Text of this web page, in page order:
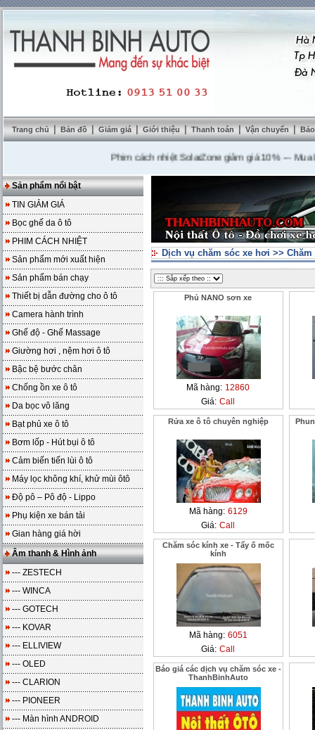
Trang chủ | Bản đồ | Giảm giá | Giới thiệu | Thanh toán | Vận chuyển |
Phim cách nhiệt SolarZone giảm giá 10%---Mua DVD
Sản phẩm nổi bật
TIN GIẢM GIÁ
Bọc ghế da ô tô
PHIM CÁCH NHIỆT
Sản phẩm mới xuất hiện
Sản phẩm bán chạy
Thiết bị dẫn đường cho ô tô
Camera hành trình
Ghế độ - Ghế Massage
Giường hơi , nệm hơi ô tô
Bậc bệ bước chân
Chống ồn xe ô tô
Da bọc vô lăng
Bạt phủ xe ô tô
Bơm lốp - Hút bụi ô tô
Cảm biến tiến lùi ô tô
Máy lọc không khí, khử mùi ôtô
Độ pô – Pô độ - Lippo
Phụ kiện xe bán tải
Gian hàng giá hời
Âm thanh & Hình ảnh
--- ZESTECH
--- WINCA
--- GOTECH
--- KOVAR
--- ELLIVIEW
--- OLED
--- CLARION
--- PIONEER
--- Màn hình ANDROID
Dịch vụ chăm sóc xe hơi >>
Phủ NANO sơn xe
Mã hàng: 12860
Giá: Call
Rửa xe ô tô chuyên nghiệp
Mã hàng: 6129
Giá: Call
Chăm sóc kính xe - Tẩy ố mốc
kính
Mã hàng: 6051
Giá: Call
Báo giá các dịch vụ chăm sóc xe -
ThanhBinhAuto